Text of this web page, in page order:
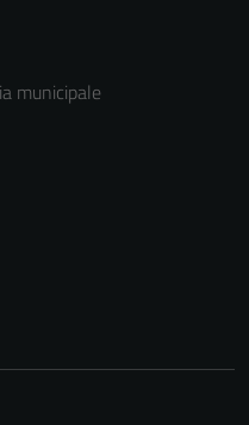
municipale